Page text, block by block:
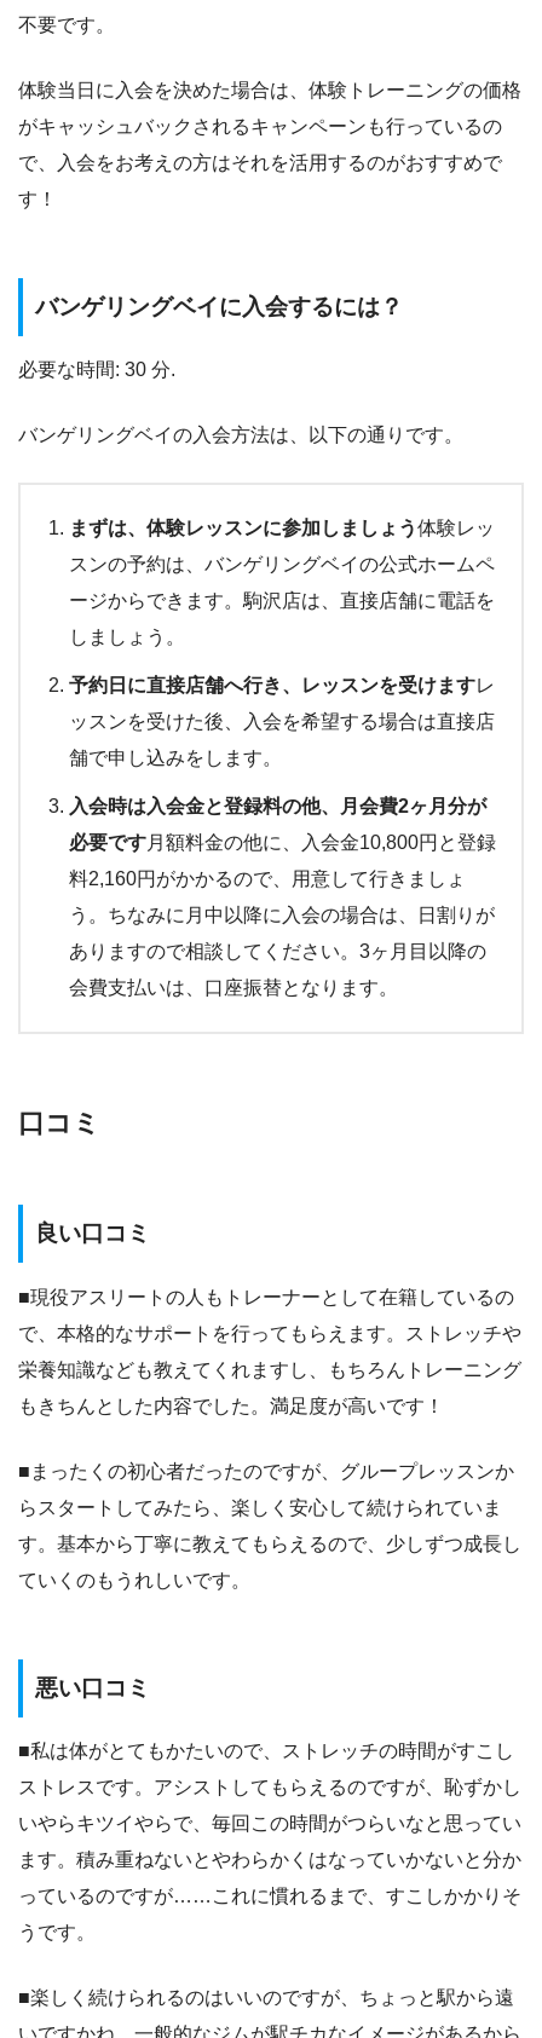
不要です。
体験当日に入会を決めた場合は、体験トレーニングの価格
がキャッシュバックされるキャンペーンも行っているの
で、入会をお考えの方はそれを活用するのがおすすめで
す！
バンゲリングベイに入会するには？
必要な時間: 30 分.
バンゲリングベイの入会方法は、以下の通りです。
まずは、体験レッスンに参加しましょう体験レッ
スンの予約は、バンゲリングベイの公式ホームペ
ージからできます。駒沢店は、直接店舗に電話を
しましょう。
予約日に直接店舗へ行き、レッスンを受けますレ
ッスンを受けた後、入会を希望する場合は直接店
舗で申し込みをします。
入会時は入会金と登録料の他、月会費2ヶ月分が
必要です月額料金の他に、入会金10,800円と登録
料2,160円がかかるので、用意して行きましょ
う。ちなみに月中以降に入会の場合は、日割りが
ありますので相談してください。3ヶ月目以降の
会費支払いは、口座振替となります。
口コミ
良い口コミ
■現役アスリートの人もトレーナーとして在籍しているの
で、本格的なサポートを行ってもらえます。ストレッチや
栄養知識なども教えてくれますし、もちろんトレーニング
もきちんとした内容でした。満足度が高いです！
■まったくの初心者だったのですが、グループレッスンか
らスタートしてみたら、楽しく安心して続けられていま
す。基本から丁寧に教えてもらえるので、少しずつ成長し
ていくのもうれしいです。
悪い口コミ
■私は体がとてもかたいので、ストレッチの時間がすこし
ストレスです。アシストしてもらえるのですが、恥ずかし
いやらキツイやらで、毎回この時間がつらいなと思ってい
ます。積み重ねないとやわらかくはなっていかないと分か
っているのですが……これに慣れるまで、すこしかかりそ
うです。
■楽しく続けられるのはいいのですが、ちょっと駅から遠
いですかね。一般的なジムが駅チカなイメージがあるから